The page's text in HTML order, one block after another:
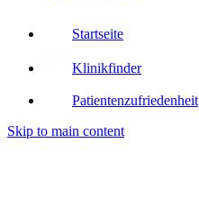
Startseite
Klinikfinder
Patientenzufriedenheit
Skip to main content